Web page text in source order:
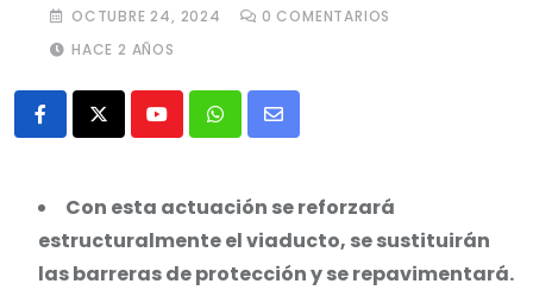
OCTUBRE 24, 2024 0 COMENTARIOS
HACE 2 AÑOS
YoutubeWhatsapp
Share
Email
Con esta actuación se reforzará
estructuralmente el viaducto, se sustituirán
las barreras de protección y se repavimentará.